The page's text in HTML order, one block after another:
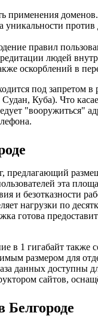
применения доменов.
уникальности против
правил
людей
оскорблений в
под запретом в
Куба). Что
"вооружиться"
предлагающий
эта
и безотказности
нагрузки по
готова
в 1 гигабайт также
размером для
данных доступны
сайтов,
Белгороде